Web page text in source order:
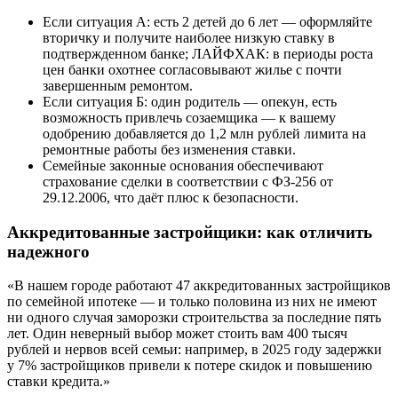
Если ситуация А: есть 2 детей до 6 лет — оформляйте
вторичку и получите наиболее низкую ставку в
подтвержденном банке; ЛАЙФХАК: в периоды роста
цен банки охотнее согласовывают жилье с почти
завершенным ремонтом.
Если ситуация Б: один родитель — опекун, есть
возможность привлечь созаемщика — к вашему
одобрению добавляется до 1,2 млн рублей лимита на
ремонтные работы без изменения ставки.
Семейные законные основания обеспечивают
страхование сделки в соответствии с ФЗ-256 от
29.12.2006, что даёт плюс к безопасности.
Аккредитованные застройщики: как отличить
надежного
«В нашем городе работают 47 аккредитованных застройщиков
по семейной ипотеке — и только половина из них не имеют
ни одного случая заморозки строительства за последние пять
лет. Один неверный выбор может стоить вам 400 тысяч
рублей и нервов всей семьи: например, в 2025 году задержки
у 7% застройщиков привели к потере скидок и повышению
ставки кредита.»